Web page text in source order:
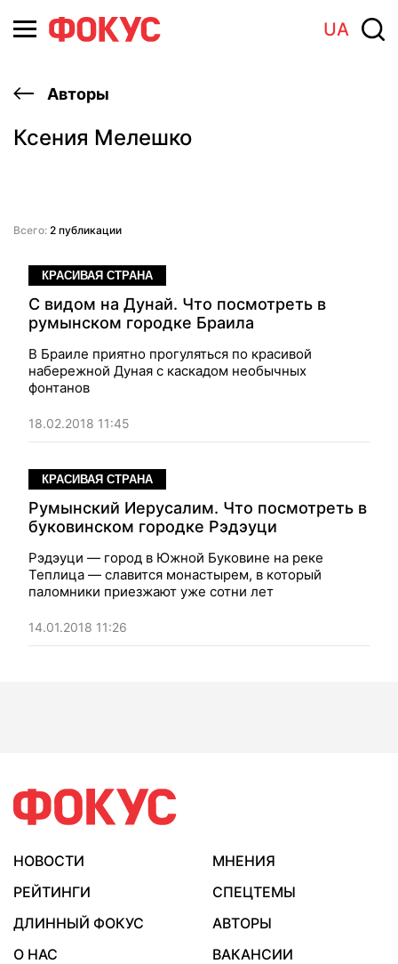
UA
Авторы
Ксения Мелешко
Всего: 2 публикации
КРАСИВАЯ СТРАНА
C видом на Дунай. Что посмотреть в
румынском городке Браила
В Браиле приятно прогуляться по красивой
набережной Дуная с каскадом необычных
фонтанов
18.02.2018 11:45
КРАСИВАЯ СТРАНА
Румынский Иерусалим. Что посмотреть в
буковинском городке Рэдэуци
Рэдэуци — город в Южной Буковине на реке
Теплица — славится монастырем, в который
паломники приезжают уже сотни лет
14.01.2018 11:26
НОВОСТИ
МНЕНИЯ
РЕЙТИНГИ
СПЕЦТЕМЫ
ДЛИННЫЙ ФОКУС
АВТОРЫ
О НАС
ВАКАНСИИ